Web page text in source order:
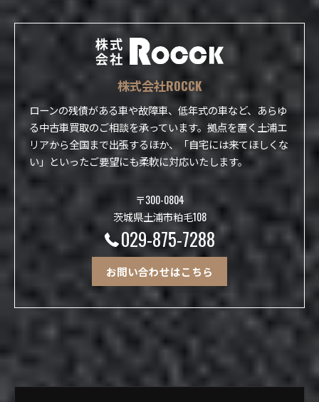
株式会社ROCCK
ローンの残債がある車や故障車、低年式の車など、あらゆ
る中古車買取のご相談を承っています。拠点を置く土浦エ
リアから全国まで出張するほか、「自宅には来てほしくな
い」といったご要望にも柔軟に対応いたします。
〒300-0804
茨城県土浦市粕毛108
029-875-7288
お問い合わせはこちら